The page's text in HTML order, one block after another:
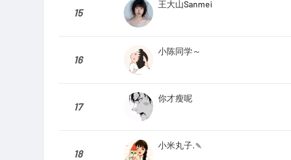
15
王大山Sanmei
16
小陈同学～
17
你才瘦呢
18
小米丸子.🍡